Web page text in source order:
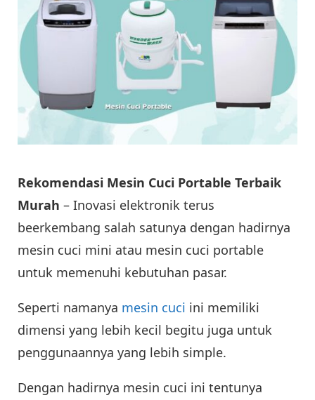
Rekomendasi Mesin Cuci Portable Terbaik
Murah – Inovasi elektronik terus
beerkembang salah satunya dengan hadirnya
mesin cuci mini atau mesin cuci portable
untuk memenuhi kebutuhan pasar.
Seperti namanya mesin cuci ini memiliki
dimensi yang lebih kecil begitu juga untuk
penggunaannya yang lebih simple.
Dengan hadirnya mesin cuci ini tentunya